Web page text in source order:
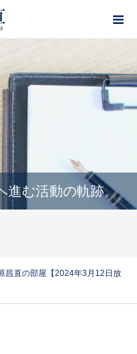
進む活動の軌跡。
昌直の部屋【2024年3月12日放